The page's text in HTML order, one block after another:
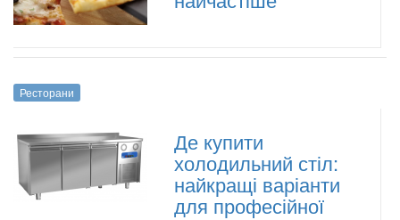
Ресторани
Де купити
холодильний стіл:
найкращі варіанти
для професійної